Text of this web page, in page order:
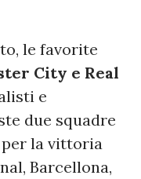
le favorite
City e Real
e
due squadre
la vittoria
Barcellona,